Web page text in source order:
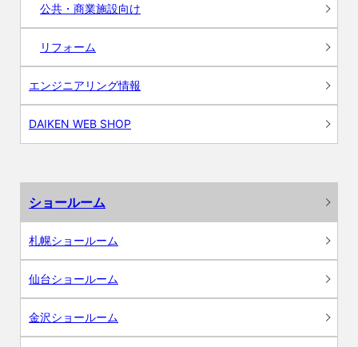
公共・商業施設向け
リフォーム
エンジニアリング情報
DAIKEN WEB SHOP
ショールーム
札幌ショールーム
仙台ショールーム
金沢ショールーム